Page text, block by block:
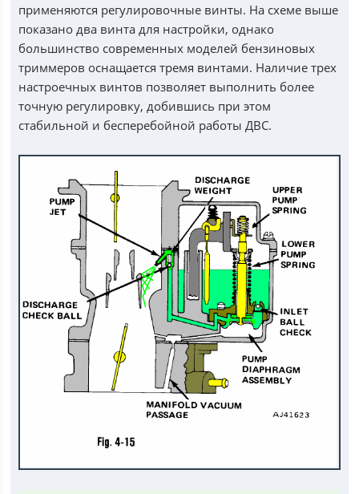
применяются регулировочные винты. На схеме выше
показано два винта для настройки, однако
большинство современных моделей бензиновых
триммеров оснащается тремя винтами. Наличие трех
настроечных винтов позволяет выполнить более
точную регулировку, добившись при этом
стабильной и бесперебойной работы ДВС.